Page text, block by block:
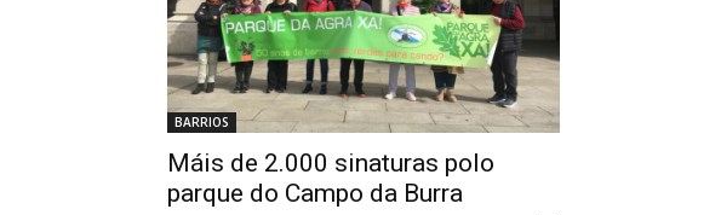
BARRIOS
Máis de 2.000 sinaturas polo
parque do Campo da Burra